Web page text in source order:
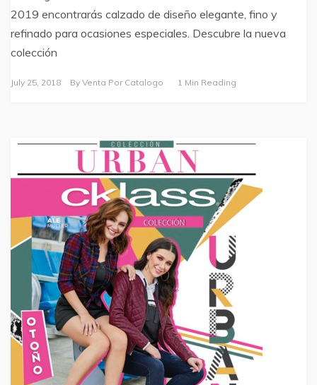
2019 encontrarás calzado de diseño elegante, fino y
refinado para ocasiones especiales. Descubre la nueva
colección
July 25, 2018 By Venta Por Catalogo 1 Min Reading